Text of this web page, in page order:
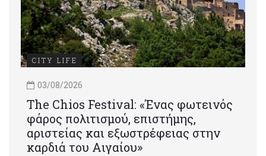
CITY LIFE
03/08/2026
Τhe Chios Festival: «Ένας φωτεινός
φάρος πολιτισμού, επιστήμης,
αριστείας και εξωστρέφειας στην
καρδιά του Αιγαίου»